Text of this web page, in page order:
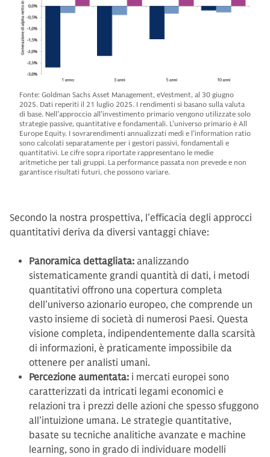
Fonte: Goldman Sachs Asset Management, eVestment, al 30 giugno
2025. Dati reperiti il 21 luglio 2025. I rendimenti si basano sulla valuta
di base. Nell’approccio all’investimento primario vengono utilizzate solo
strategie passive, quantitative e fondamentali. L’universo primario è All
Europe Equity. I sovrarendimenti annualizzati medi e l’information ratio
sono calcolati separatamente per i gestori passivi, fondamentali e
quantitativi. Le cifre sopra riportate rappresentano le medie
aritmetiche per tali gruppi. La performance passata non prevede e non
garantisce risultati futuri, che possono variare.
Secondo la nostra prospettiva, l’efficacia degli approcci
quantitativi deriva da diversi vantaggi chiave:
Panoramica dettagliata: analizzando
sistematicamente grandi quantità di dati, i metodi
quantitativi offrono una copertura completa
dell’universo azionario europeo, che comprende un
vasto insieme di società di numerosi Paesi. Questa
visione completa, indipendentemente dalla scarsità
di informazioni, è praticamente impossibile da
ottenere per analisti umani.
Percezione aumentata: i mercati europei sono
caratterizzati da intricati legami economici e
relazioni tra i prezzi delle azioni che spesso sfuggono
all’intuizione umana. Le strategie quantitative,
basate su tecniche analitiche avanzate e machine
learning, sono in grado di individuare modelli